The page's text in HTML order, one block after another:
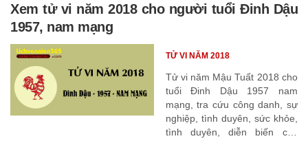
Xem tử vi năm 2018 cho người tuổi Đinh Dậu
1957, nam mạng
Tử vi năm Mậu Tuất 2018 cho
tuổi Đinh Dậu 1957 nam
mạng, tra cứu công danh, sự
nghiệp, tình duyên, sức khỏe,
tình duyên, diễn biến các
TỬ VI NĂM 2018